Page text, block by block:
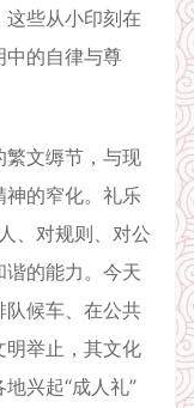
些从小印刻在
中的自律与尊
文缛节，与现
神的窄化。礼乐
、对规则、对公
的能力。今天
队候车、在公共
明举止，其文化
兴起“成人礼”